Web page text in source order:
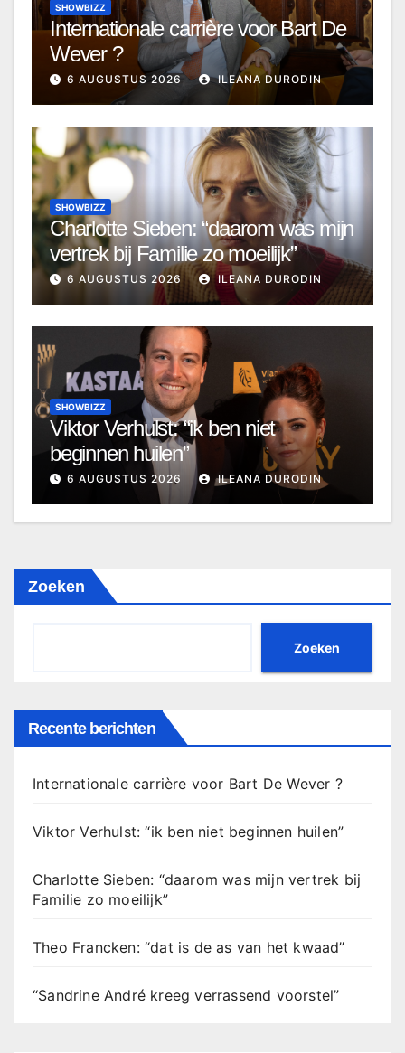
SHOWBIZZ
Internationale carrière voor Bart De
Wever ?
6 AUGUSTUS 2026 ILEANA DURODIN
SHOWBIZZ
Charlotte Sieben: “daarom was mijn
vertrek bij Familie zo moeilijk”
6 AUGUSTUS 2026 ILEANA DURODIN
SHOWBIZZ
Viktor Verhulst: “ik ben niet
beginnen huilen”
6 AUGUSTUS 2026 ILEANA DURODIN
Zoeken
Zoeken
Recente berichten
Internationale carrière voor Bart De Wever ?
Viktor Verhulst: “ik ben niet beginnen huilen”
Charlotte Sieben: “daarom was mijn vertrek bij
Familie zo moeilijk”
Theo Francken: “dat is de as van het kwaad”
“Sandrine André kreeg verrassend voorstel”